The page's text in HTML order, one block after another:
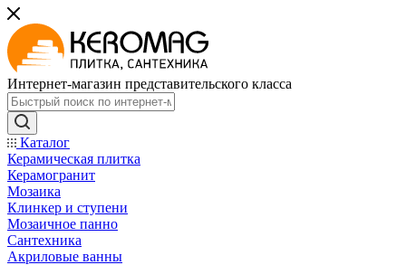
Интернет-магазин представительского класса
Каталог
Керамическая плитка
Керамогранит
Мозаика
Клинкер и ступени
Мозаичное панно
Сантехника
Акриловые ванны